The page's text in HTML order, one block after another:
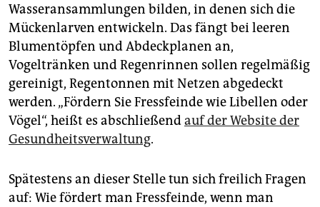
Wasseransammlungen bilden, in denen sich die
Mückenlarven entwickeln. Das fängt bei leeren
Blumentöpfen und Abdeckplanen an,
Vogeltränken und Regenrinnen sollen regelmäßig
gereinigt, Regentonnen mit Netzen abgedeckt
werden. „Fördern Sie Fressfeinde wie Libellen oder
Vögel“, heißt es abschließendauf der Website der
Gesundheitsverwaltung.
Spätestens an dieser Stelle tun sich freilich Fragen
auf: Wie fördert man Fressfeinde, wenn man